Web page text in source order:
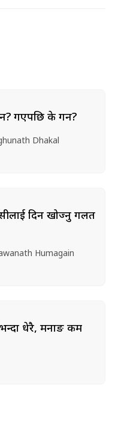
गएपछि के गर्ने?
Dhakal
दिन खोज्नु गलत
Humagain
धेरै, मनाङ कम